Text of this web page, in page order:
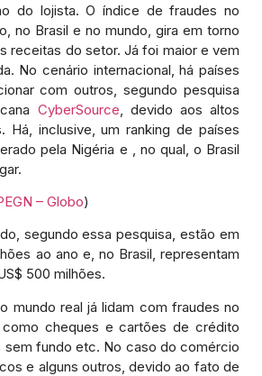
do lojista. O índice de fraudes no
no Brasil e no mundo, gira em torno
receitas do setor. Já foi maior e vem
No cenário internacional, há países
com outros, segundo pesquisa
CyberSource , devido aos altos
Há, inclusive, um ranking de países
pela Nigéria e , no qual, o Brasil
– Globo)
segundo essa pesquisa, estão em
ao ano e, no Brasil, representam
500 milhões.
mundo real já lidam com fraudes no
cheques e cartões de crédito
sem fundo etc. No caso do comércio
e alguns outros, devido ao fato de